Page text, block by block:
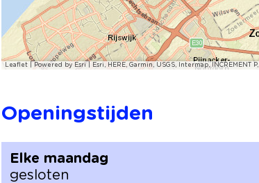
Leaflet Powered by Esri | Esri, HERE, Garmin, USGS, Intermap,
Openingstijden
Elke maandag
gesloten